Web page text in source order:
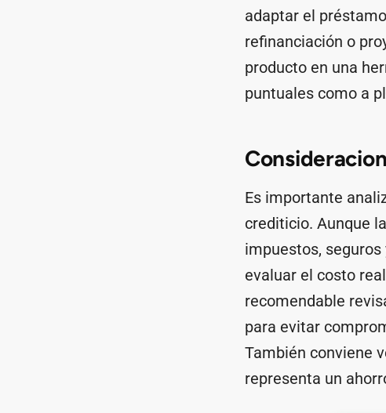
adaptar el
refinanciación o
producto en una
puntuales como a
Es importante
crediticio. Aunque
impuestos,
evaluar el costo
recomendable
para evitar
También conviene
representa un